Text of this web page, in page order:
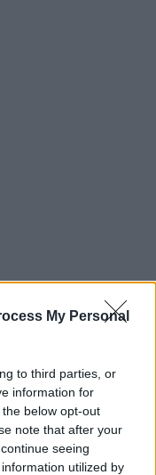
My Personal
to third parties, or
information for
below opt-out
note that after your
seeing
utilized by